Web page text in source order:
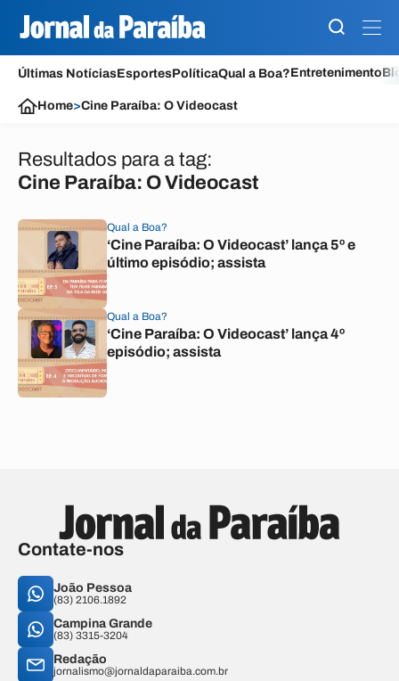
Últimas NotíciasEsportesPolíticaQual a Boa?Entretenimento
Home>Cine Paraíba: O Videocast
Resultados para a tag:
Cine Paraíba: O Videocast
Qual a Boa?
‘Cine Paraíba: O Videocast’ lança 5º e
último episódio; assista
Qual a Boa?
‘Cine Paraíba: O Videocast’ lança 4º
episódio; assista
Contate-nos
João Pessoa
(83) 2106.1892
Campina Grande
(83) 3315-3204
Redação
jornalismo@jornaldaparaiba.com.br